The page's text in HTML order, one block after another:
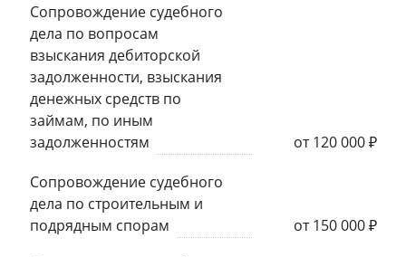
Сопровождение судебного
дела по вопросам
взыскания дебиторской
задолженности, взыскания
денежных средств по
займам, по иным
задолженностям
от 120 000 ₽
Сопровождение судебного
дела по строительным и
подрядным спорам
от 150 000 ₽